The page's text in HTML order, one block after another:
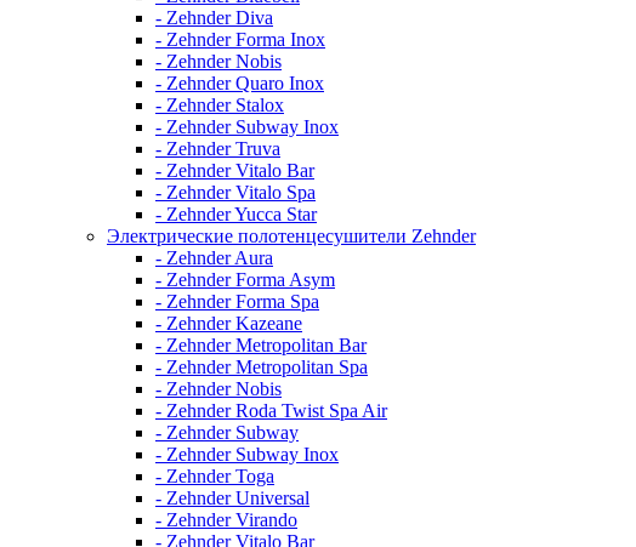
- Zehnder Diva
- Zehnder Forma Inox
- Zehnder Nobis
- Zehnder Quaro Inox
- Zehnder Stalox
- Zehnder Subway Inox
- Zehnder Truva
- Zehnder Vitalo Bar
- Zehnder Vitalo Spa
- Zehnder Yucca Star
Электрические полотенцесушители Zehnder
- Zehnder Aura
- Zehnder Forma Asym
- Zehnder Forma Spa
- Zehnder Kazeane
- Zehnder Metropolitan Bar
- Zehnder Metropolitan Spa
- Zehnder Nobis
- Zehnder Roda Twist Spa Air
- Zehnder Subway
- Zehnder Subway Inox
- Zehnder Toga
- Zehnder Universal
- Zehnder Virando
- Zehnder Vitalo Bar